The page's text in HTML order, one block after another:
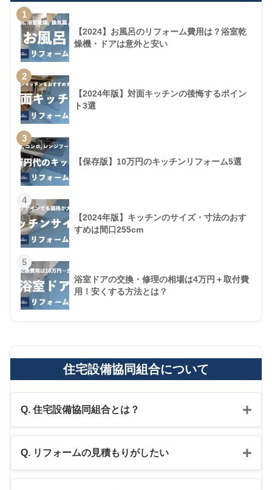
1
【2024】お風呂のリフォーム費用は？浴室乾
燥機・ドアは意外と安い
2
【2024年版】対面キッチンの後悔するポイン
ト3選
3
【保存版】10万円のキッチンリフォーム5選
4
【2024年版】キッチンのサイズ・寸法のおす
すめは間口255cm
5
浴室ドアの交換・修理の相場は4万円＋取付費
用！安くする方法とは？
住宅設備協同組合について
Q. 住宅設備協同組合とは？
Q. リフォームの見積もりがしたい